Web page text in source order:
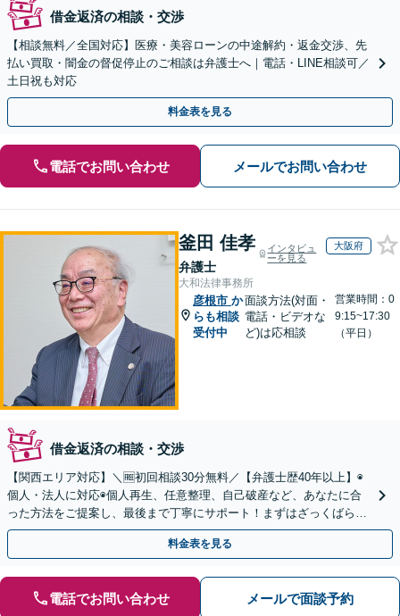
借金返済の相談・交渉
【相談無料／全国対応】医療・美容ローンの中途解約・返金交渉、先
払い買取・闇金の督促停止のご相談は弁護士へ｜電話・LINE相談可／
土日祝も対応
料金表を見る
電話でお問い合わせ メールでお問い合わせ
釜田 佳孝
弁護士
インタビュ
ーを見る
大阪府
大和法律事務所
彦根市 か
らも相談
受付中
面談方法(対面・
電話・ビデオな
ど)は応相談
営業時間：0
9:15~17:30
（平日）
借金返済の相談・交渉
【関西エリア対応】＼🆓初回相談30分無料／【弁護士歴40年以上】◉
個人・法人に対応◉個人再生、任意整理、自己破産など、あなたに合
った方法をご提案し、最後まで丁寧にサポート！まずはざっくばらん
にお話ししましょう◉お気軽にご相談ください
料金表を見る
電話でお問い合わせ メールで面談予約